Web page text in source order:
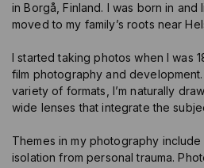
in Borgå, Finland. I was born in and
moved to my family’s roots near
I started taking photos when I was
film photography and
variety of formats, I’m naturally
wide lenses that integrate the
Themes in my photography
isolation from personal trauma.